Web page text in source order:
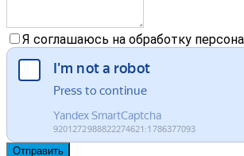
Я соглашаюсь на обработку